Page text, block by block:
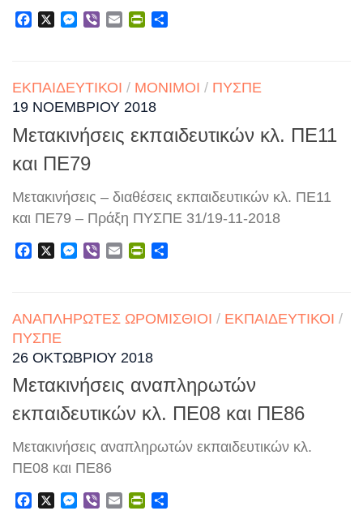
FacebookMessenger
Viber EmailPrintFriendly
ΕΚΠΑΙΔΕΥΤΙΚΟΊ / ΜΌΝΙΜΟΙ / ΠΥΣΠΕ
19 ΝΟΕΜΒΡΊΟΥ 2018
Μετακινήσεις εκπαιδευτικών κλ. ΠΕ11
και ΠΕ79
Μετακινήσεις – διαθέσεις εκπαιδευτικών κλ. ΠΕ11
και ΠΕ79 – Πράξη ΠΥΣΠΕ 31/19-11-2018
FacebookMessenger
Viber EmailPrintFriendly
ΑΝΑΠΛΗΡΩΤΈΣ ΩΡΟΜΊΣΘΙΟΙ / ΕΚΠΑΙΔΕΥΤΙΚΟΊ /
ΠΥΣΠΕ
26 ΟΚΤΩΒΡΊΟΥ 2018
Μετακινήσεις αναπληρωτών
εκπαιδευτικών κλ. ΠΕ08 και ΠΕ86
Μετακινήσεις αναπληρωτών εκπαιδευτικών κλ.
ΠΕ08 και ΠΕ86
FacebookMessenger
Viber EmailPrintFriendly